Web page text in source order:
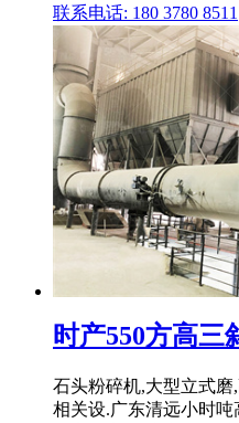
联系电话: 180 3780 8511
时产550方高三
石头粉碎机,大型立式
相关设.广东清远小时